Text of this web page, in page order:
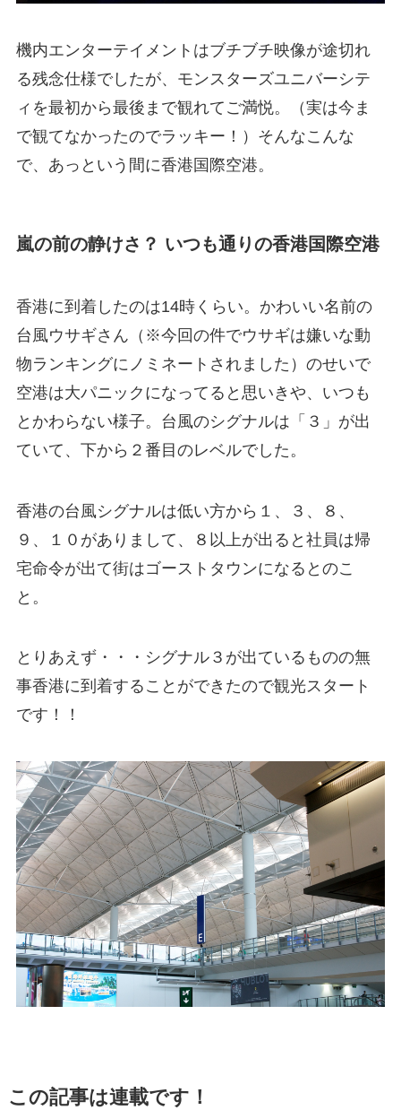
機内エンターテイメントはブチブチ映像が途切れ
る残念仕様でしたが、モンスターズユニバーシテ
ィを最初から最後まで観れてご満悦。（実は今ま
で観てなかったのでラッキー！）そんなこんな
で、あっという間に香港国際空港。
嵐の前の静けさ？ いつも通りの香港国際空港
香港に到着したのは14時くらい。かわいい名前の
台風ウサギさん（※今回の件でウサギは嫌いな動
物ランキングにノミネートされました）のせいで
空港は大パニックになってると思いきや、いつも
とかわらない様子。台風のシグナルは「３」が出
ていて、下から２番目のレベルでした。
香港の台風シグナルは低い方から１、３、８、
９、１０がありまして、８以上が出ると社員は帰
宅命令が出て街はゴーストタウンになるとのこ
と。
とりあえず・・・シグナル３が出ているものの無
事香港に到着することができたので観光スタート
です！！
この記事は連載です！